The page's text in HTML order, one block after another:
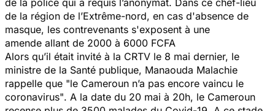
de la région de l’Extrême-nord, en cas d'absence de
masque, les contrevenants s'exposent à une
amende allant de 2000 à 6000 FCFA
Alors qu’il était invité à la CRTV le 8 mai dernier, le
ministre de la Santé publique, Manaouda Malachie
rappelle que "le Cameroun n’a pas encore vaincu le
coronavirus". A la date du 20 mai à 20h, le Cameroun